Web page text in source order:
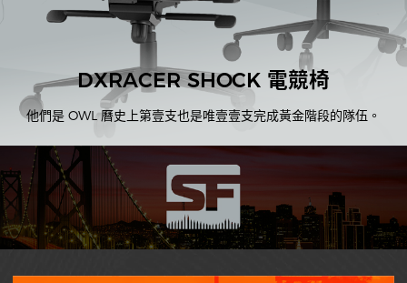
DXRACER SHOCK 電競椅
他們是 OWL 曆史上第壹支也是唯壹壹支完成黃金階段的隊伍。